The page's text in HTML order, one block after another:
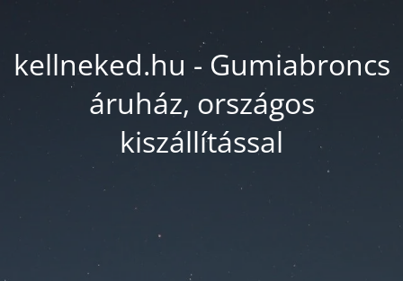
kellneked.hu - Gumiabroncs
áruház, országos
kiszállítással